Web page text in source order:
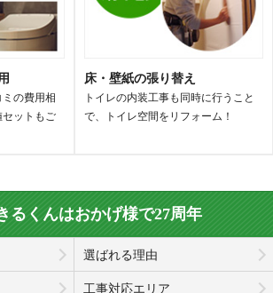
の費用相
ットもご
床・壁紙の張り替え
トイレの内装工事も同時に行うこと
で、トイレ空間をリフォーム！
るくんはおかげ様で27周年
選ばれる理由
工事対応エリア